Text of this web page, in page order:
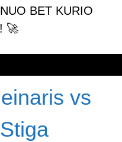
BET KURIO
🚀
vs